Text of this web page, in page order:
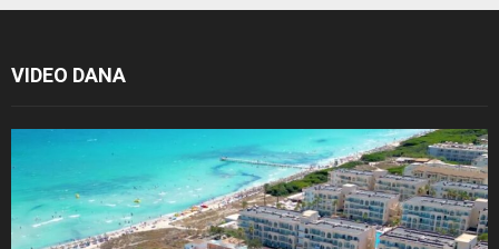
VIDEO DANA